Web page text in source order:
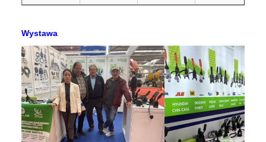
Wystawa